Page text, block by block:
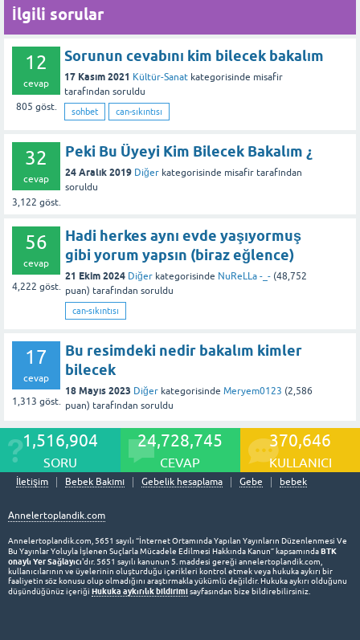
İlgili sorular
12
cevap
805 göst.
Sorunun cevabını kim bilecek bakalım
17 Kasım 2021 Kültür-Sanat kategorisinde misafir
tarafından soruldu
sohbet can-sıkıntısı
32
cevap
3,122 göst.
Peki Bu Üyeyi Kim Bilecek Bakalım ¿
24 Aralık 2019 Diğer kategorisinde misafir tarafından
soruldu
56
cevap
4,222 göst.
Hadi herkes aynı evde yaşıyormuş
gibi yorum yapsın (biraz eğlence)
21 Ekim 2024 Diğer kategorisinde NuReLLa -_- (48,752
puan) tarafından soruldu
can-sıkıntısı
17
cevap
1,313 göst.
Bu resimdeki nedir bakalım kimler
bilecek
18 Mayıs 2023 Diğer kategorisinde Meryem0123 (2,586
puan) tarafından soruldu
1,516,904
SORU
24,728,745
CEVAP
370,646
KULLANICI
İletişim Bebek Bakımı Gebelik hesaplama Gebe bebek
Annelertoplandik.com
Annelertoplandik.com, 5651 sayılı “İnternet Ortamında Yapılan Yayınların Düzenlenmesi Ve
Bu Yayınlar Yoluyla İşlenen Suçlarla Mücadele Edilmesi Hakkında Kanun” kapsamındaBTK
onaylı Yer Sağlayıcı'dır. 5651 sayılı kanunun 5. maddesi gereği annelertoplandik.com,
kullanıcılarının ve üyelerinin oluşturduğu içerikleri kontrol etmek veya hukuka aykırı bir
faaliyetin söz konusu olup olmadığını araştırmakla yükümlü değildir. Hukuka aykırı olduğunu
düşündüğünüz içeriği Hukuka aykırılık bildirimisayfasından bize bildirebilirsiniz.